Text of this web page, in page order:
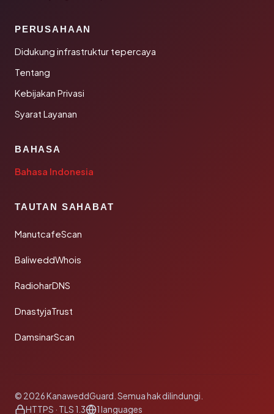
PERUSAHAAN
Didukung infrastruktur tepercaya
Tentang
Kebijakan Privasi
Syarat Layanan
BAHASA
Bahasa Indonesia
TAUTAN SAHABAT
ManutcafeScan
BaliweddWhois
RadioharDNS
DnastyjaTrust
DamsinarScan
© 2026 KanaweddGuard. Semua hak dilindungi.
HTTPS · TLS 1.3
1 languages